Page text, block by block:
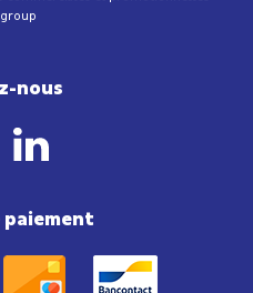
nous
paiement